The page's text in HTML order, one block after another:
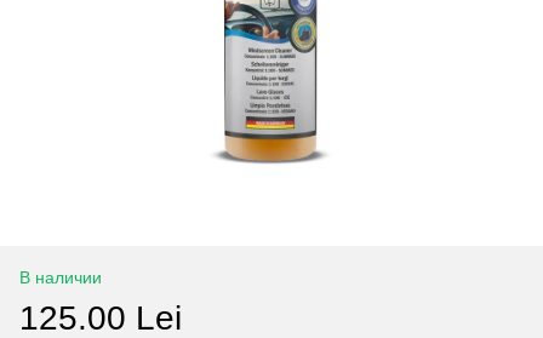
В наличии
125.00 Lei